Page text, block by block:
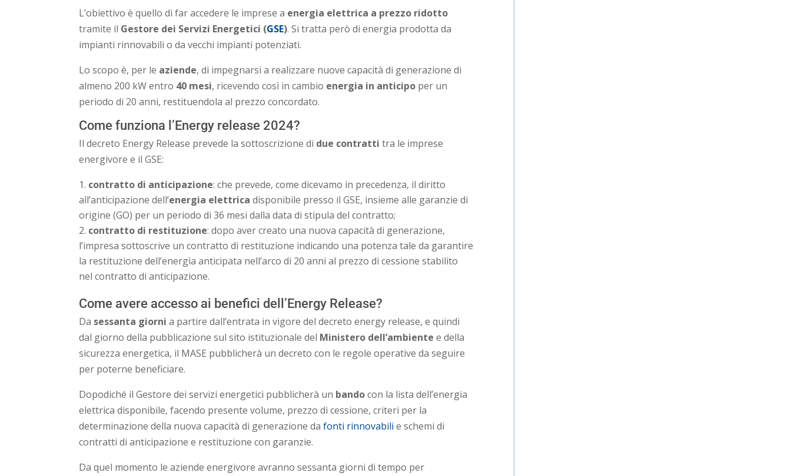
L’obiettivo è quello di far accedere le imprese a energia elettrica a prezzo ridotto
tramite il Gestore dei Servizi Energetici (GSE). Si tratta però di energia prodotta da
impianti rinnovabili o da vecchi impianti potenziati.
Lo scopo è, per le aziende, di impegnarsi a realizzare nuove capacità di generazione di
almeno 200 kW entro 40 mesi, ricevendo così in cambio energia in anticipo per un
periodo di 20 anni, restituendola al prezzo concordato.
Come funziona l’Energy release 2024?
Il decreto Energy Release prevede la sottoscrizione di due contratti tra le imprese
energivore e il GSE:
contratto di anticipazione: che prevede, come dicevamo in precedenza, il diritto
all’anticipazione dell’energia elettrica disponibile presso il GSE, insieme alle garanzie di
origine (GO) per un periodo di 36 mesi dalla data di stipula del contratto;
contratto di restituzione: dopo aver creato una nuova capacità di generazione,
l’impresa sottoscrive un contratto di restituzione indicando una potenza tale da garantire
la restituzione dell’energia anticipata nell’arco di 20 anni al prezzo di cessione stabilito
nel contratto di anticipazione.
Come avere accesso ai benefici dell’Energy Release?
Da sessanta giorni a partire dall’entrata in vigore del decreto energy release, e quindi
dal giorno della pubblicazione sul sito istituzionale del Ministero dell’ambiente e della
sicurezza energetica, il MASE pubblicherà un decreto con le regole operative da seguire
per poterne beneficiare.
Dopodiché il Gestore dei servizi energetici pubblicherà un bandocon la lista dell’energia
elettrica disponibile, facendo presente volume, prezzo di cessione, criteri per la
determinazione della nuova capacità di generazione dafonti rinnovabili e schemi di
contratti di anticipazione e restituzione con garanzie.
Da quel momento le aziende energivore avranno sessanta giorni di tempo per